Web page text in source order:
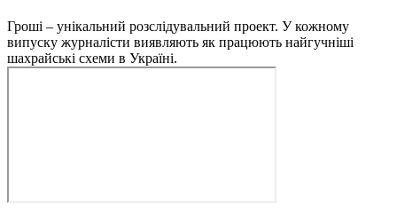
Гроші – унікальний розслідувальний проект. У кожному
випуску журналісти виявляють як працюють найгучніші
шахрайські схеми в Україні.